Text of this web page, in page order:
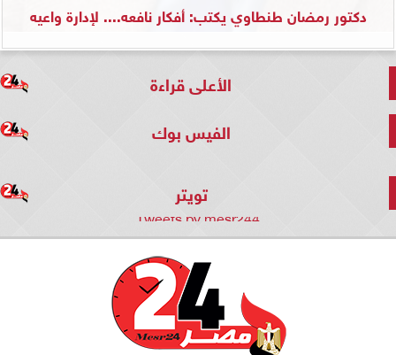
دكتور رمضان طنطاوي يكتب: أفكار نافعه.... لإدارة واعيه
الأعلى قراءة
الفيس بوك
تويتر
Tweets by mesr244